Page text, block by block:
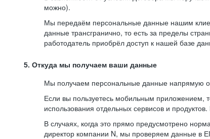
можно).
Мы передаём персональные данные нашим
данные трансгранично, то есть за пределы
работодатель приобрёл доступ к нашей базе
5. Откуда мы получаем ваши данные
Мы получаем персональные данные напрямую
Если вы пользуетесь мобильным приложением,
использования отдельных сервисов и
В случаях, когда это прямо предусмотрено
директор компании N, мы проверяем данные в